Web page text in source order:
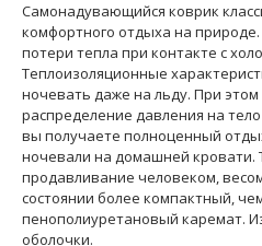
Самонадувающийся коврик
комфортного отдыха на
потери тепла при контакте с
Теплоизоляционные
ночевать даже на льду. При
распределение давления на
вы получаете полноценный
ночевали на домашней кровати.
продавливание человеком,
состоянии более компактный,
пенополиуретановый каремат.
оболочки.